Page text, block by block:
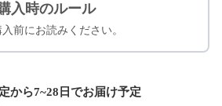
入時のルール
前にお読みください。
から7~28日でお届け予定